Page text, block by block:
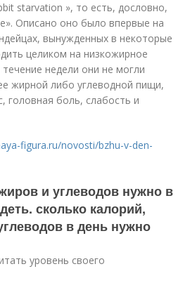
starvation », то есть, дословно,
Описано оно было впервые на
вынужденных в некоторые
целиком на низкожирное
недели они не могли
жирной либо углеводной пищи,
головная боль, слабость и
figura.ru/novosti/bzhu-v-den-
и углеводов нужно в
сколько калорий,
в день нужно
уровень своего